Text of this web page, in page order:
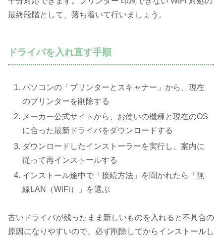
最終段階として、落ち着いて行いましょう。
ドライバを入れ直す手順
パソコンの「プリンターとスキャナー」から、現在
のプリンターを削除する
メーカー公式サイトから、お使いの機種と現在のOS
に合った最新ドライバをダウンロードする
ダウンロードしたインストーラーを実行し、案内に
従って再インストールする
インストール途中で「接続方法」を聞かれたら「無
線LAN（WiFi）」を選ぶ
古いドライバが残ったまま新しいものを入れると不具合の
原因になりやすいので、必ず削除してからインストールし